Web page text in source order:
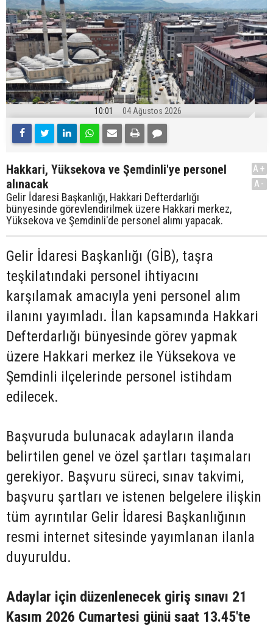
10:01 04 Ağustos 2026
Hakkari, Yüksekova ve Şemdinli'ye personel
alınacak
Gelir İdaresi Başkanlığı, Hakkari Defterdarlığı
bünyesinde görevlendirilmek üzere Hakkari merkez,
Yüksekova ve Şemdinli'de personel alımı yapacak.
A+
A-
Gelir İdaresi Başkanlığı (GİB), taşra
teşkilatındaki personel ihtiyacını
karşılamak amacıyla yeni personel alım
ilanını yayımladı. İlan kapsamında Hakkari
Defterdarlığı bünyesinde görev yapmak
üzere Hakkari merkez ile Yüksekova ve
Şemdinli ilçelerinde personel istihdam
edilecek.
Başvuruda bulunacak adayların ilanda
belirtilen genel ve özel şartları taşımaları
gerekiyor. Başvuru süreci, sınav takvimi,
başvuru şartları ve istenen belgelere ilişkin
tüm ayrıntılar Gelir İdaresi Başkanlığının
resmi internet sitesinde yayımlanan ilanla
duyuruldu.
Adaylar için düzenlenecek giriş sınavı 21
Kasım 2026 Cumartesi günü saat 13.45'te